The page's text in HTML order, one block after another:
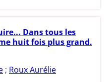
Dans tous les
huit fois plus grand.
; Roux Aurélie